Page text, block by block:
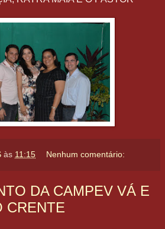
às 11:15 Nenhum comentário:
DA CAMPEV VÁ E
CRENTE